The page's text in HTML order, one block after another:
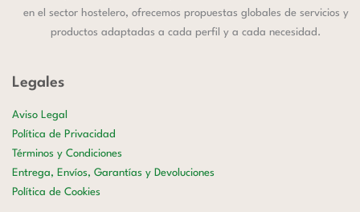
en el sector hostelero, ofrecemos propuestas globales de servicios y
productos adaptadas a cada perfil y a cada necesidad.
Legales
Aviso Legal
Política de Privacidad
Términos y Condiciones
Entrega, Envíos, Garantías y Devoluciones
Política de Cookies